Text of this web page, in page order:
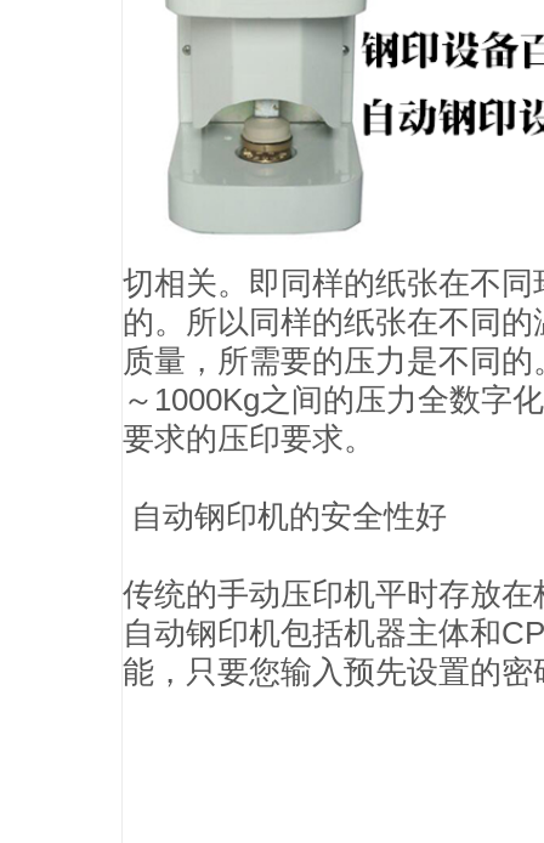
切相关。即同样的纸张在不
的。所以同样的纸张在不同
质量，所需要的压力是不同
～1000Kg之间的压力全数字
要求的压印要求。
自动钢印机的安全性好
传统的手动压印机平时存放
自动钢印机包括机器主体和
能，只要您输入预先设置的密